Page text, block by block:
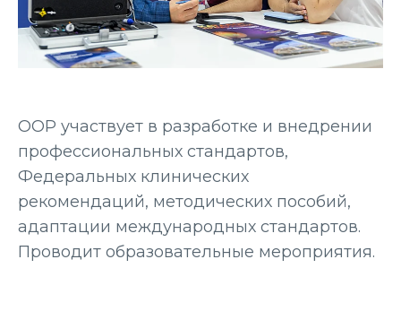
ООР участвует в разработке и внедрении
профессиональных стандартов,
Федеральных клинических
рекомендаций, методических пособий,
адаптации международных стандартов.
Проводит образовательные мероприятия.